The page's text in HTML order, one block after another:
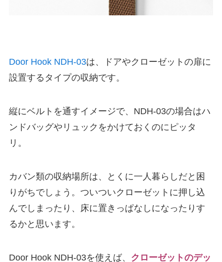
Door Hook NDH-03は、ドアやクローゼットの扉に
設置するタイプの収納です。
縦にベルトを通すイメージで、NDH-03の場合はハ
ンドバッグやリュックをかけておくのにピッタ
リ。
カバン類の収納場所は、とくに一人暮らしだと困
りがちでしょう。ついついクローゼットに押し込
んでしまったり、床に置きっぱなしになったりす
るかと思います。
Door Hook NDH-03を使えば、 クローゼットのデッ